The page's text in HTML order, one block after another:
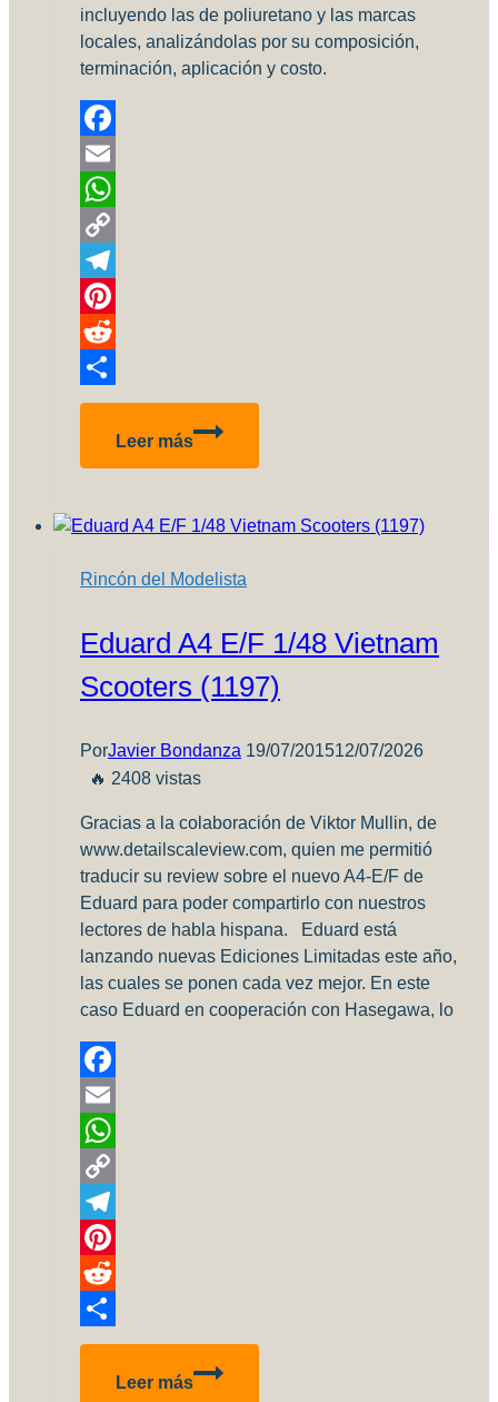
incluyendo las de poliuretano y las marcas
locales, analizándolas por su composición,
terminación, aplicación y costo.
Facebook
Email
WhatsApp
Copy
Link
Telegram
Pinterest
Reddit
Compartir
Leer más
Guía
para
Elegir
Mejor
para
Maqueta
Rincón del Modelista
Eduard A4 E/F 1/48 Vietnam
Scooters (1197)
PorJavier Bondanza 19/07/201512/07/2026
🔥 2408 vistas
Gracias a la colaboración de Viktor Mullin, de
www.detailscaleview.com, quien me permitió
traducir su review sobre el nuevo A4-E/F de
Eduard para poder compartirlo con nuestros
lectores de habla hispana. Eduard está
lanzando nuevas Ediciones Limitadas este año,
las cuales se ponen cada vez mejor. En este
caso Eduard en cooperación con Hasegawa, lo
Facebook
Email
WhatsApp
Copy
Link
Telegram
Pinterest
Reddit
Compartir
Leer más
Eduard